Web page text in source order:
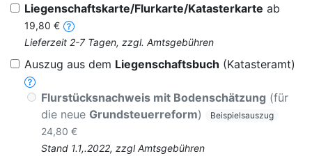
Liegenschaftskarte/Flurkarte/Katasterkarte ab
19,80 €
Lieferzeit 2-7 Tagen, zzgl. Amtsgebühren
Auszug aus dem Liegenschaftsbuch (Katasteramt)
Flurstücksnachweis mit Bodenschätzung (für
die neue Grundsteuerreform) Beispielsauszug
24,80 €
Stand 1.1,.2022, zzgl Amtsgebühren